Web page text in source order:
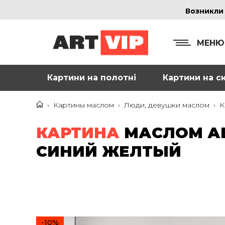
МЕНЮ
Картини на полотні Картини на
› Картины маслом › Люди, девушки маслом ›
КАРТИНА МАСЛОМ
СИНИЙ ЖЕЛТЫЙ
-10%
м.